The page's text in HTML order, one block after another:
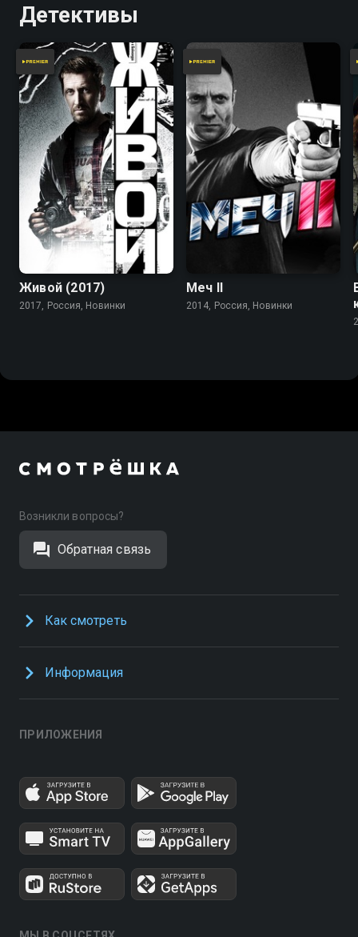
Детективы
Живой (2017)
2017, Россия, Новинки
Меч II
2014, Россия, Новинки
Возникли вопросы?
Обратная связь
Как смотреть
Информация
ПРИЛОЖЕНИЯ